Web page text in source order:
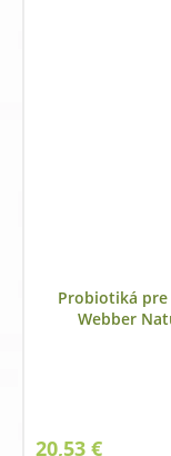
Probiotiká pre
Webber
20,53 €